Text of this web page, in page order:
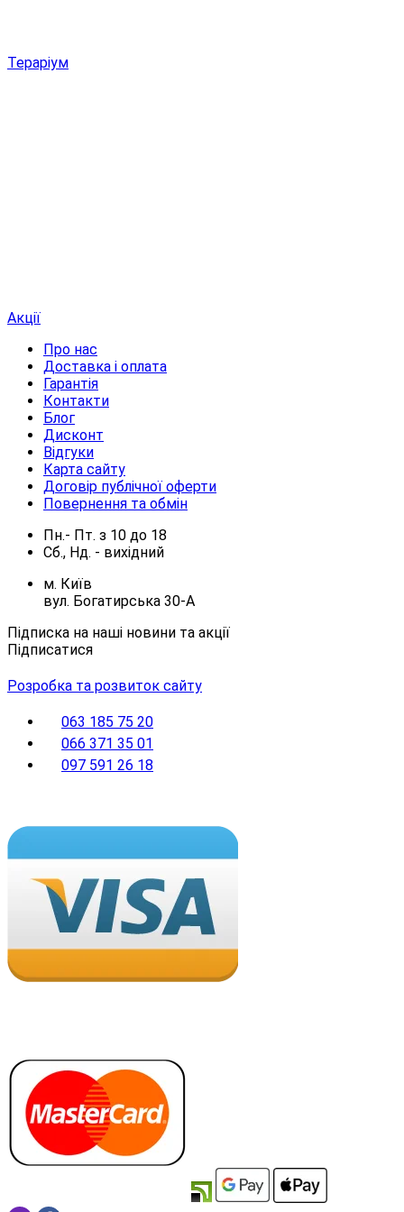
Тераріум
Акції
Про нас
Доставка і оплата
Гарантія
Контакти
Блог
Дисконт
Відгуки
Карта сайту
Договір публічної оферти
Повернення та обмін
Пн.- Пт. з 10 до 18
Сб., Нд. - вихідний
м. Київ
вул. Богатирська 30-А
Підписка на наші новини та акції
Підписатися
Розробка та розвиток сайту
063 185 75 20
066 371 35 01
097 591 26 18